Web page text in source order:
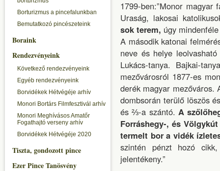
Borturizmus a pincefalunkban
Bemutatkozó pincészeteink
Boraink
Rendezvényeink
Következő rendezvényeink
Egyéb rendezvényeink
Borvidékek Hétvégéje arhív
Monori Bortárs Filmfesztivál arhív
Monori Meghívásos Amatőr
Fogathajtó verseny arhív
Borvidékek Hétvégéje 2020
Tiszta, gondozott pince
Ezer Pince Tanösvény
1799-ben:”Monor
Uraság, lakosai
sok terem, úgy
A második katonai
neve és helye
Lukács-tanya. Bajkai-
mezővárosról 1877-es
derék magyar mezőváros.
dombsorán terülő löszös
és ⅔-a szántó. A
Forráshegy-, és
termelt bor a vidék
szintén pénzt hozó
jelentékeny.”